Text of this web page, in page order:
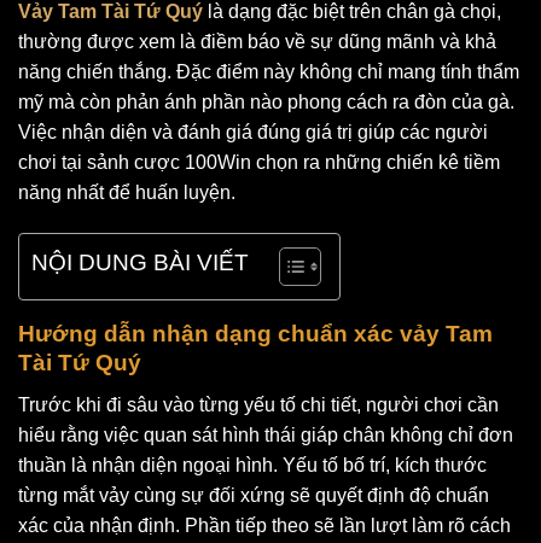
Vảy Tam Tài Tứ Quý là dạng đặc biệt trên chân gà chọi,
thường được xem là điềm báo về sự dũng mãnh và khả
năng chiến thắng. Đặc điểm này không chỉ mang tính thẩm
mỹ mà còn phản ánh phần nào phong cách ra đòn của gà.
Việc nhận diện và đánh giá đúng giá trị giúp các người
chơi tại sảnh cược 100Win chọn ra những chiến kê tiềm
năng nhất để huấn luyện.
NỘI DUNG BÀI VIẾT
Hướng dẫn nhận dạng chuẩn xác vảy Tam
Tài Tứ Quý
Trước khi đi sâu vào từng yếu tố chi tiết, người chơi cần
hiểu rằng việc quan sát hình thái giáp chân không chỉ đơn
thuần là nhận diện ngoại hình. Yếu tố bố trí, kích thước
từng mắt vảy cùng sự đối xứng sẽ quyết định độ chuẩn
xác của nhận định. Phần tiếp theo sẽ lần lượt làm rõ cách